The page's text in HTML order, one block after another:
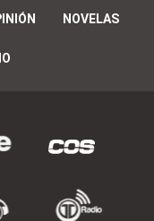
NOVELAS